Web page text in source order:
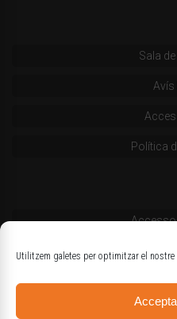
Utilitzem galetes per optimitzar el nostre
Sala
Avís
Política
Codi